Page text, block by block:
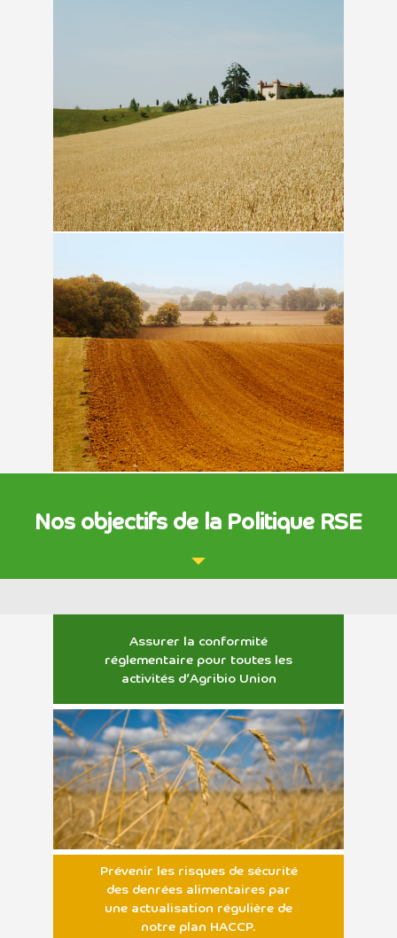
Nos objectifs de la Politique RSE
Assurer la conformité
réglementaire pour toutes les
activités d’Agribio Union
Prévenir les risques de sécurité
des denrées alimentaires par
une actualisation régulière de
notre plan HACCP.